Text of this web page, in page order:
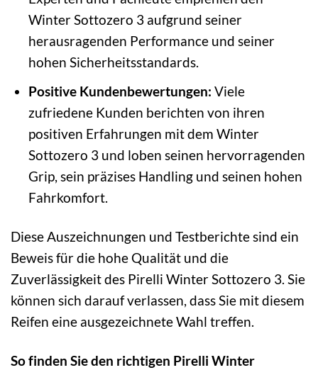
Winter Sottozero 3 aufgrund seiner
herausragenden Performance und seiner
hohen Sicherheitsstandards.
Positive Kundenbewertungen: Viele
zufriedene Kunden berichten von ihren
positiven Erfahrungen mit dem Winter
Sottozero 3 und loben seinen hervorragenden
Grip, sein präzises Handling und seinen hohen
Fahrkomfort.
Diese Auszeichnungen und Testberichte sind ein
Beweis für die hohe Qualität und die
Zuverlässigkeit des Pirelli Winter Sottozero 3. Sie
können sich darauf verlassen, dass Sie mit diesem
Reifen eine ausgezeichnete Wahl treffen.
So finden Sie den richtigen Pirelli Winter